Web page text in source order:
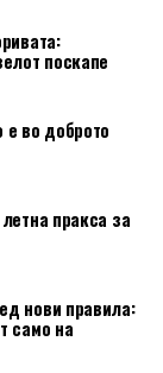
за Европа
СМС
во земјата.
поскапе
е во доброто
пракса за
нови правила:
само на